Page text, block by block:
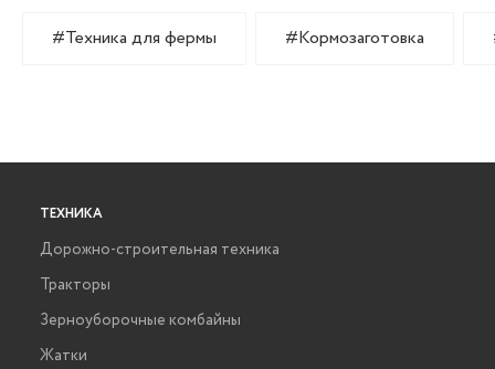
#Техника для фермы #Кормозаготовка
ТЕХНИКА
Дорожно-строительная техника
Тракторы
Зерноуборочные комбайны
Жатки